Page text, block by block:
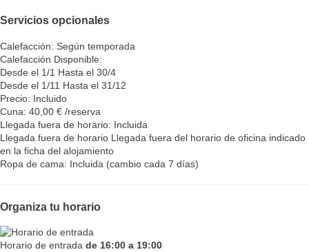
Servicios opcionales
Calefacción: Según temporada
Calefacción Disponible:
Desde el 1/1 Hasta el 30/4
Desde el 1/11 Hasta el 31/12
Precio: Incluido
Cuna: 40,00 € /reserva
Llegada fuera de horario: Incluida
Llegada fuera de horario Llegada fuera del horario de oficina indicado
en la ficha del alojamiento
Ropa de cama: Incluida (cambio cada 7 días)
Organiza tu horario
Horario de entrada de 16:00 a 19:00